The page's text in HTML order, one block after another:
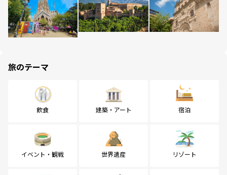
旅のテーマ
飲食 建築・アート 宿泊
イベント・観戦 世界遺産 リゾート